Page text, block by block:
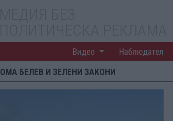
Видео Наблюдател
БЕЛЕВ И ЗЕЛЕНИ ЗАКОНИ